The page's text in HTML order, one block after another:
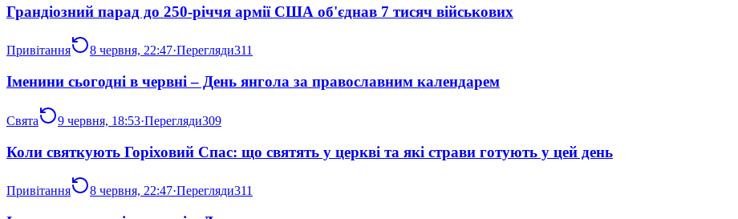
Грандіозний парад до 250-річчя армії США об'єднав 7 тисяч військових
Привітання 8 червня, 22:47·Перегляди311
Іменини сьогодні в червні – День янгола за православним календарем
Свята 9 червня, 18:53·Перегляди309
Коли святкують Горіховий Спас: що святять у церкві та які страви готують у цей день
Привітання 8 червня, 22:47·Перегляди311